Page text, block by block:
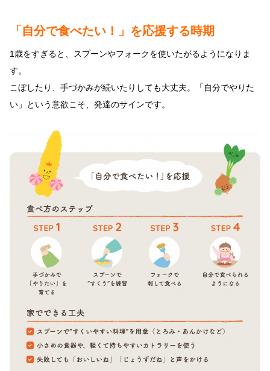
「自分で食べたい！」を応援する時期
1歳をすぎると、スプーンやフォークを使いたがるようになりま
す。
こぼしたり、手づかみが続いたりしても大丈夫。「自分でやりた
い」という意欲こそ、発達のサインです。